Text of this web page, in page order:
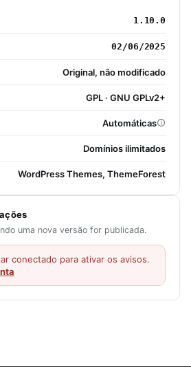
1.10.0
02/06/2025
Original, não modificado
GPL · GNU GPLv2+
Automáticas
Domínios ilimitados
WordPress Themes, ThemeForest
uma nova versão for publicada.
conectado para ativar os avisos.